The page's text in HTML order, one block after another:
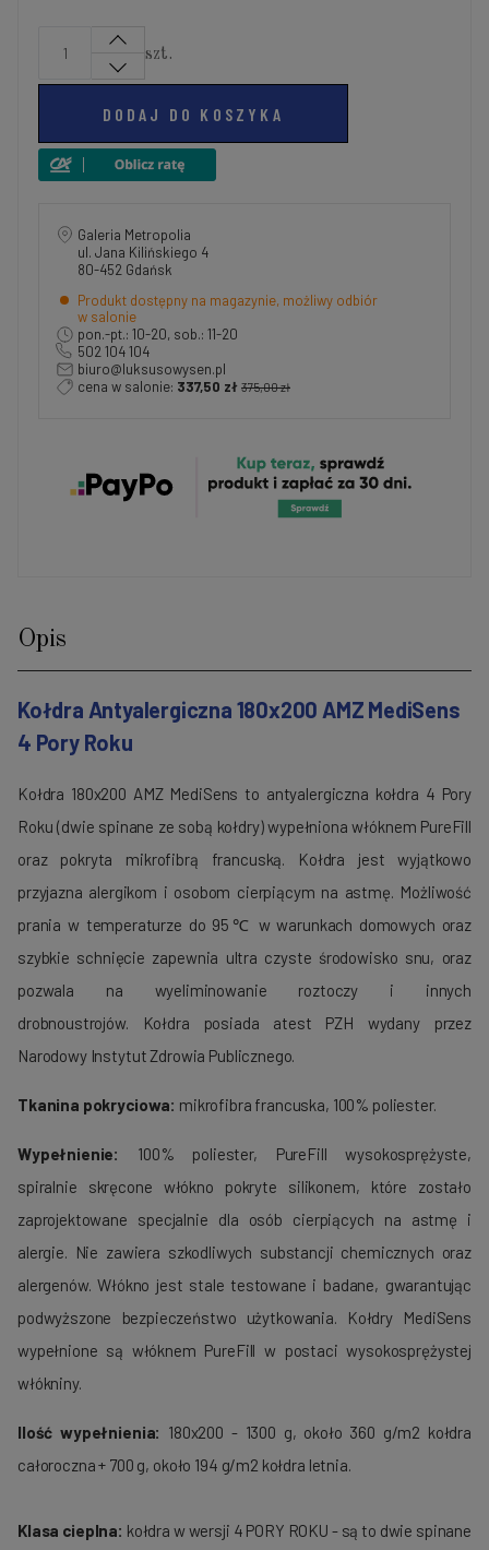
szt.
DODAJ DO KOSZYKA
Galeria Metropolia
ul. Jana Kilińskiego 4
80-452 Gdańsk
Produkt dostępny na magazynie, możliwy odbiór
w salonie
pon.-pt.: 10-20, sob.: 11-20
502 104 104
biuro@luksusowysen.pl
cena w salonie: 337,50 zł 375,00 zł
Opis
Kołdra Antyalergiczna 180x200 AMZ MediSens
4 Pory Roku
Kołdra 180x200 AMZ MediSens to antyalergiczna kołdra 4 Pory
Roku (dwie spinane ze sobą kołdry) wypełniona włóknem PureFill
oraz pokryta mikrofibrą francuską. Kołdra jest wyjątkowo
przyjazna alergikom i osobom cierpiącym na astmę. Możliwość
prania w temperaturze do 95℃ w warunkach domowych oraz
szybkie schnięcie zapewnia ultra czyste środowisko snu, oraz
pozwala na wyeliminowanie roztoczy i innych
drobnoustrojów. Kołdra posiada atest PZH wydany przez
Narodowy Instytut Zdrowia Publicznego.
Tkanina pokryciowa: mikrofibra francuska, 100% poliester.
Wypełnienie:
100% poliester, PureFill wysokosprężyste,
spiralnie skręcone włókno pokryte silikonem, które zostało
zaprojektowane specjalnie dla osób cierpiących na astmę i
alergie. Nie zawiera szkodliwych substancji chemicznych oraz
alergenów. Włókno jest stale testowane i badane, gwarantując
podwyższone bezpieczeństwo użytkowania. Kołdry MediSens
wypełnione są włóknem PureFill w postaci wysokosprężystej
włókniny.
Ilość wypełnienia: 180x200 - 1300 g, około 360 g/m2 kołdra
całoroczna + 700 g, około 194 g/m2 kołdra letnia.
Klasa cieplna: kołdra w wersji 4 PORY ROKU - są to dwie spinane